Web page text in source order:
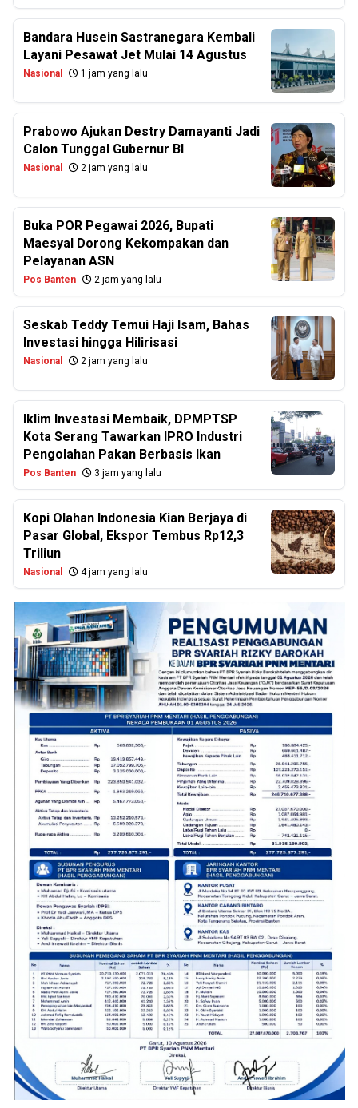
Bandara Husein Sastranegara Kembali
Layani Pesawat Jet Mulai 14 Agustus
Nasional 1 jam yang lalu
Prabowo Ajukan Destry Damayanti Jadi
Calon Tunggal Gubernur BI
Nasional 2 jam yang lalu
Buka POR Pegawai 2026, Bupati
Maesyal Dorong Kekompakan dan
Pelayanan ASN
Pos Banten 2 jam yang lalu
Seskab Teddy Temui Haji Isam, Bahas
Investasi hingga Hilirisasi
Nasional 2 jam yang lalu
Iklim Investasi Membaik, DPMPTSP
Kota Serang Tawarkan IPRO Industri
Pengolahan Pakan Berbasis Ikan
Pos Banten 3 jam yang lalu
Kopi Olahan Indonesia Kian Berjaya di
Pasar Global, Ekspor Tembus Rp12,3
Triliun
Nasional 4 jam yang lalu